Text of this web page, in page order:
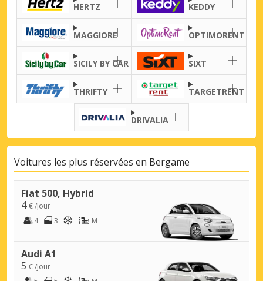
HERTZ KEDDY
MAGGIORE OPTIMORENT
SICILY BY CAR SIXT
THRIFTY TARGETRENT
DRIVALIA
Voitures les plus réservées en Bergame
Fiat 500, Hybrid
4€ /jour
4
3 M
Audi A1
5 € /jour